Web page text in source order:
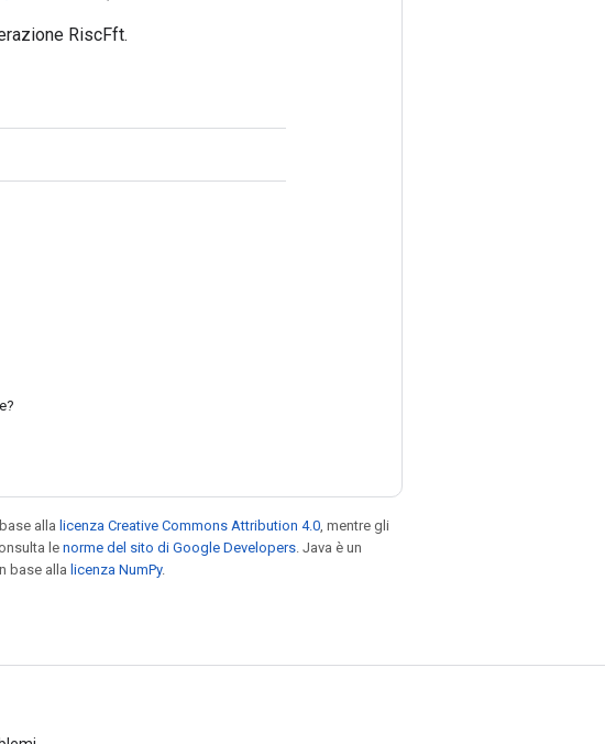
RiscFft.
alla licenza Creative Commons Attribution 4.0 , mentre gli
le norme del sito di Google Developers . Java è un
base alla licenza NumPy.